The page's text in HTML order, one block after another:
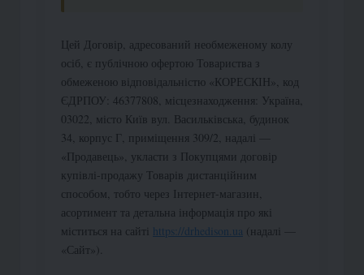
Цей Договір, адресований необмеженому колу
осіб, є публічною офертою Товариства з
обмеженою відповідальністю «КОРЕСКІН», код
ЄДРПОУ: 46377808, місцезнаходження: Україна,
03022, місто Київ вул. Васильківська, будинок
34, корпус Г, приміщення 309/2, надалі —
«Продавець», укласти з Покупцями договір
купівлі-продажу Товарів дистанційним
способом, тобто через Інтернет-магазин,
асортимент та детальна інформація про які
міститься на сайті https://drhedison.ua (надалі —
«Сайт»).